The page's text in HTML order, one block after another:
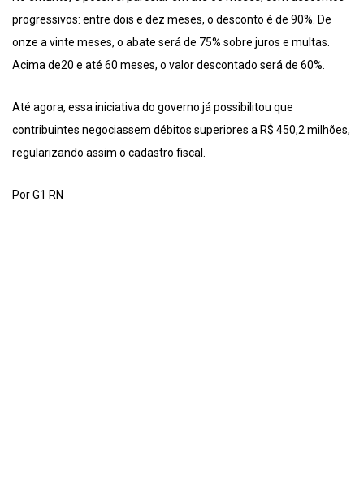
progressivos: entre dois e dez meses, o desconto é de 90%. De
onze a vinte meses, o abate será de 75% sobre juros e multas.
Acima de20 e até 60 meses, o valor descontado será de 60%.
Até agora, essa iniciativa do governo já possibilitou que
contribuintes negociassem débitos superiores a R$ 450,2 milhões,
regularizando assim o cadastro fiscal.
Por G1 RN